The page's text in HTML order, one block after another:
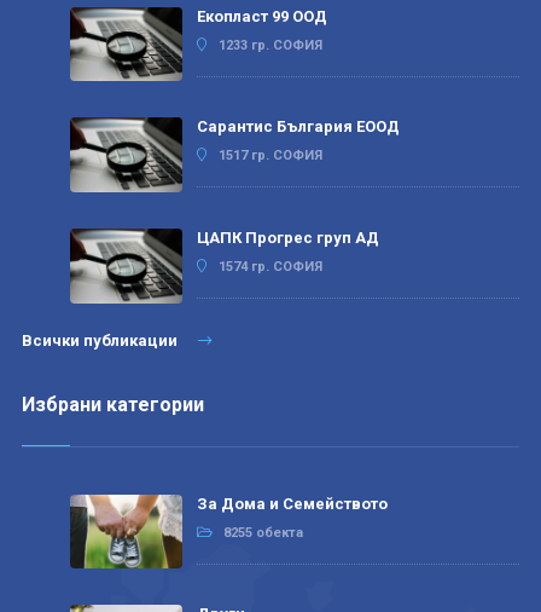
Екопласт 99 ООД
1233 гр. СОФИЯ
Сарантис България ЕООД
1517 гр. СОФИЯ
ЦАПК Прогрес груп АД
1574 гр. СОФИЯ
Всички публикации
Избрани категории
За Дома и Семейството
8255 обекта